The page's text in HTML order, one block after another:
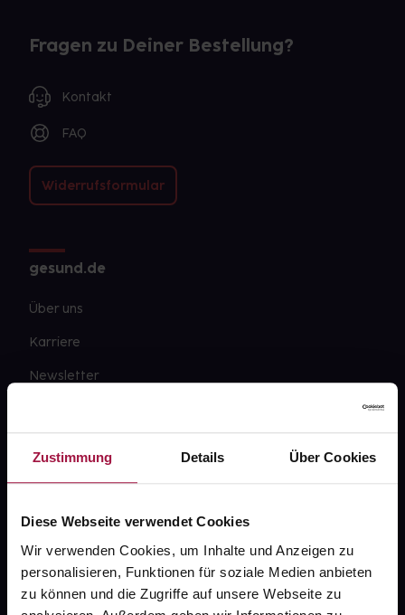
Zustimmung Details Über Cookies
Diese Webseite verwendet Cookies
Wir verwenden Cookies, um Inhalte und Anzeigen zu
personalisieren, Funktionen für soziale Medien anbieten
zu können und die Zugriffe auf unsere Webseite zu
Fragen zu Deiner Bestellung?
Kontakt
FAQ
Widerrufsformular
gesund.de
Über uns
Karriere
Newsletter
Datenschutz
AGB
Impressum